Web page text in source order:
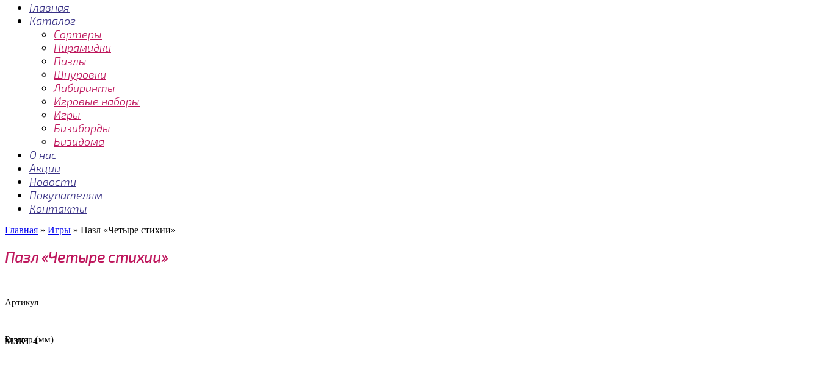
Главная
Каталог
Сортеры
Пирамидки
Пазлы
Шнуровки
Лабиринты
Игровые наборы
Игры
Бизиборды
Бизидома
О нас
Акции
Новости
Покупателям
Контакты
Главная » Игры » Пазл «Четыре стихии»
Пазл «Четыре стихии»
Артикул
МЗК1-4
Размер (мм)